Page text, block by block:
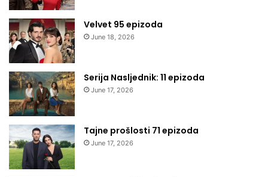
Velvet 95 epizoda
June 18, 2026
Serija Nasljednik: 11 epizoda
June 17, 2026
Tajne prošlosti 71 epizoda
June 17, 2026